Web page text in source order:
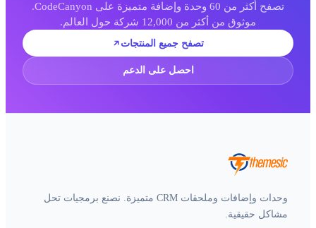
تصفح أكثر من 60 وحدة وإضافة متميزة على CodeCanyon.
موثوق من أكثر من 12,000 شركة حول العالم.
تصفح جميع المنتجات
احصل على الدعم
وحدات وإضافات وملحقات CRM متميزة. نصنع برمجيات تحل
مشاكل حقيقية.